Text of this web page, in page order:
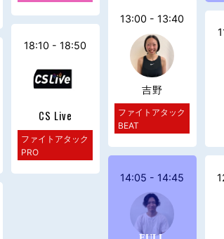
18:10 - 18:50
CS Live
ファイトアタック
PRO
13:00 - 13:40
吉野
ファイトアタック
BEAT
14:05 - 14:45